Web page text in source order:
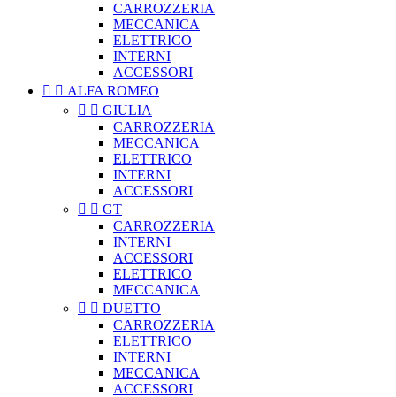
CARROZZERIA
MECCANICA
ELETTRICO
INTERNI
ACCESSORI
  ALFA ROMEO
  GIULIA
CARROZZERIA
MECCANICA
ELETTRICO
INTERNI
ACCESSORI
  GT
CARROZZERIA
INTERNI
ACCESSORI
ELETTRICO
MECCANICA
  DUETTO
CARROZZERIA
ELETTRICO
INTERNI
MECCANICA
ACCESSORI